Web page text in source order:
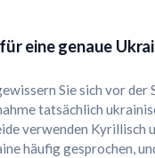
eine genaue
Sie sich vor der
tatsächlich
verwenden Kyrillisch
häufig gesprochen,